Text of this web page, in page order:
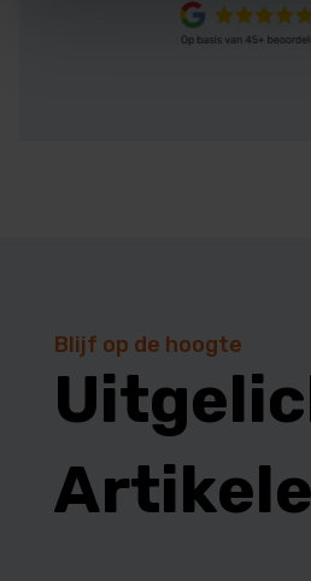
Blijf op de hoogte